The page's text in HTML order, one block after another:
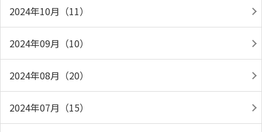
2024年10月（11）
2024年09月（10）
2024年08月（20）
2024年07月（15）